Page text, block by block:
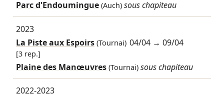
Parc d'Endoumingue (Auch) sous chapiteau
2023
La Piste aux Espoirs(Tournai) 04/04 →09/04
[3 rep.]
Plaine des Manœuvres (Tournai) sous chapiteau
2022-2023